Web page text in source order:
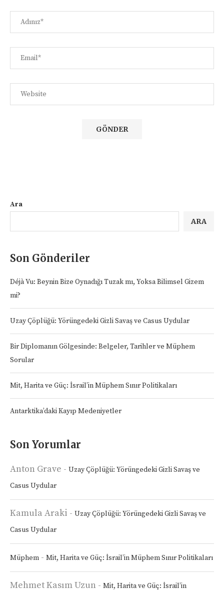
Ara
ARA
Son Gönderiler
Déjà Vu: Beynin Bize Oynadığı Tuzak mı, Yoksa Bilimsel Gizem
mi?
Uzay Çöplüğü: Yörüngedeki Gizli Savaş ve Casus Uydular
Bir Diplomanın Gölgesinde: Belgeler, Tarihler ve Müphem
Sorular
Mit, Harita ve Güç: İsrail’in Müphem Sınır Politikaları
Antarktika’daki Kayıp Medeniyetler
Son Yorumlar
Anton Grave - Uzay Çöplüğü: Yörüngedeki Gizli Savaş ve
Casus Uydular
Kamula Araki - Uzay Çöplüğü: Yörüngedeki Gizli Savaş ve
Casus Uydular
Müphem - Mit, Harita ve Güç: İsrail’in Müphem Sınır Politikaları
Mehmet Kasım Uzun - Mit, Harita ve Güç: İsrail’in